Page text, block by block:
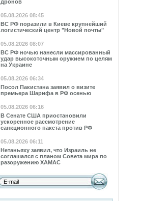
дронов
05.08.2026 08:45
ВС РФ поразили в Киеве крупнейший
логистический центр "Новой почты"
05.08.2026 08:07
ВС РФ ночью нанесли массированный
удар высокоточным оружием по целям
на Украине
05.08.2026 06:34
Посол Пакистана заявил о визите
премьера Шарифа в РФ осенью
05.08.2026 06:16
В Сенате США приостановили
ускоренное рассмотрение
санкционного пакета против РФ
05.08.2026 06:11
Нетаньяху заявил, что Израиль не
соглашался с планом Совета мира по
разоружению ХАМАС